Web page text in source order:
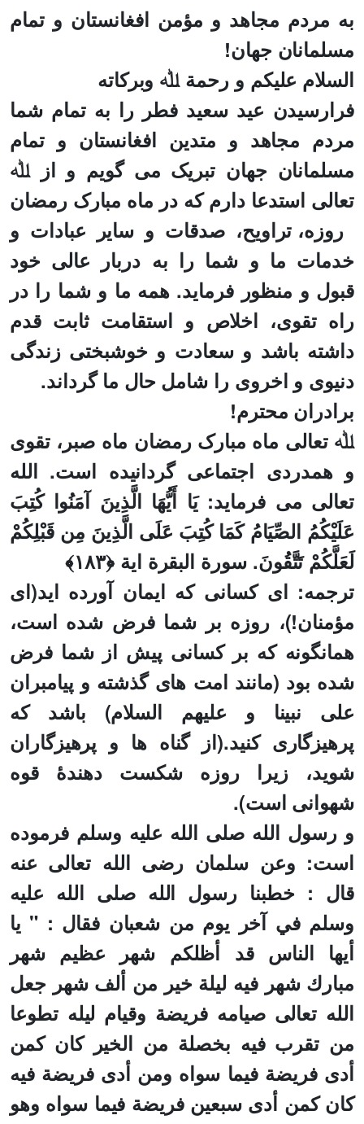
به مردم مجاهد و مؤمن افغانستان و تمام
مسلمانان جهان!
السلام علیکم و رحمة ﷲ وبرکاته
فرارسیدن عید سعید فطر را به تمام شما
مردم مجاهد و متدین افغانستان و تمام
مسلمانان جهان تبریک می گویم و از ﷲ
تعالی استدعا دارم که در ماه مبارک رمضان
روزه، تراویح، صدقات و سایر عبادات و
خدمات ما و شما را به دربار عالی خود
قبول و منظور فرماید. همه ما و شما را در
راه تقوی، اخلاص و استقامت ثابت قدم
داشته باشد و سعادت و خوشبختی زندگی
دنیوی و اخرویرا شامل حال ما گرداند.
برادران محترم!
ﷲ تعالی ماه مبارک رمضان ماه صبر، تقوی
و همدردی اجتماعی گردانیده است. الله
تعالی می فرماید: يَا أَيُّهَا الَّذِينَ آمَنُوا كُتِبَ
عَلَيْكُمُ الصِّيَامُ كَمَا كُتِبَ عَلَى الَّذِينَ مِن قَبْلِكُمْ
لَعَلَّكُمْ تَتَّقُونَ‏. سورة البقرة ایة ﴿١٨٣﴾
ترجمه: ای کسانی که ایمان آورده اید(ای
مؤمنان!)، روزه بر شما فرض شده است،
همانگونه که بر کسانی پیش از شما فرض
شده بود (مانند امت های گذشته و پیامبران
علی نبینا و علیهم السلام) باشد که
پرهیزگاری کنید.(از گناه ها و پرهیزگاران
شوید، زیرا روزه شکست دهندۀ قوه
شهوانی است).
و رسول الله صلی الله علیه وسلم فرموده
است: وعن سلمان رضی الله تعالی عنه
قال : خطبنا رسول الله صلى الله عليه
وسلم في آخر يوم من شعبان فقال : " يا
أيها الناس قد أظلكم شهر عظيمشهر
مبارك شهر فيه ليلة خير من ألف شهر جعل
الله تعالى صيامه فريضة وقيام ليله تطوعا
من تقرب فيه بخصلة من الخير كان كمن
أدى فريضة فيما سواه ومن أدى فريضة فيه
كان كمن أدى سبعين فريضة فيما سواه وهو